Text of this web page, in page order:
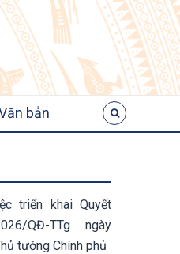
bản
triển khai Quyết
QĐ-TTg ngày
tướng Chính phủ